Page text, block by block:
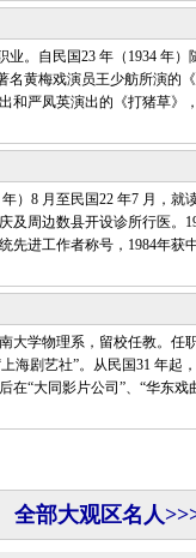
。自民国23 年（1934 年）
黄梅戏演员王少舫所演的
和严凤英演出的《打猪草
8 月至民国22 年7 月，就
及周边数县开设诊所行医。
先进工作者称号，1984年
学物理系，留校任教。任
海剧艺社”。从民国31 年起
在“大同影片公司”、“华东
全部大观区名人